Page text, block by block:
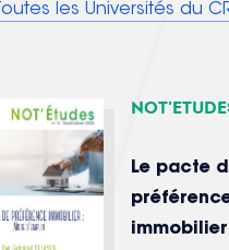
Toutes les Universités du
Le pacte